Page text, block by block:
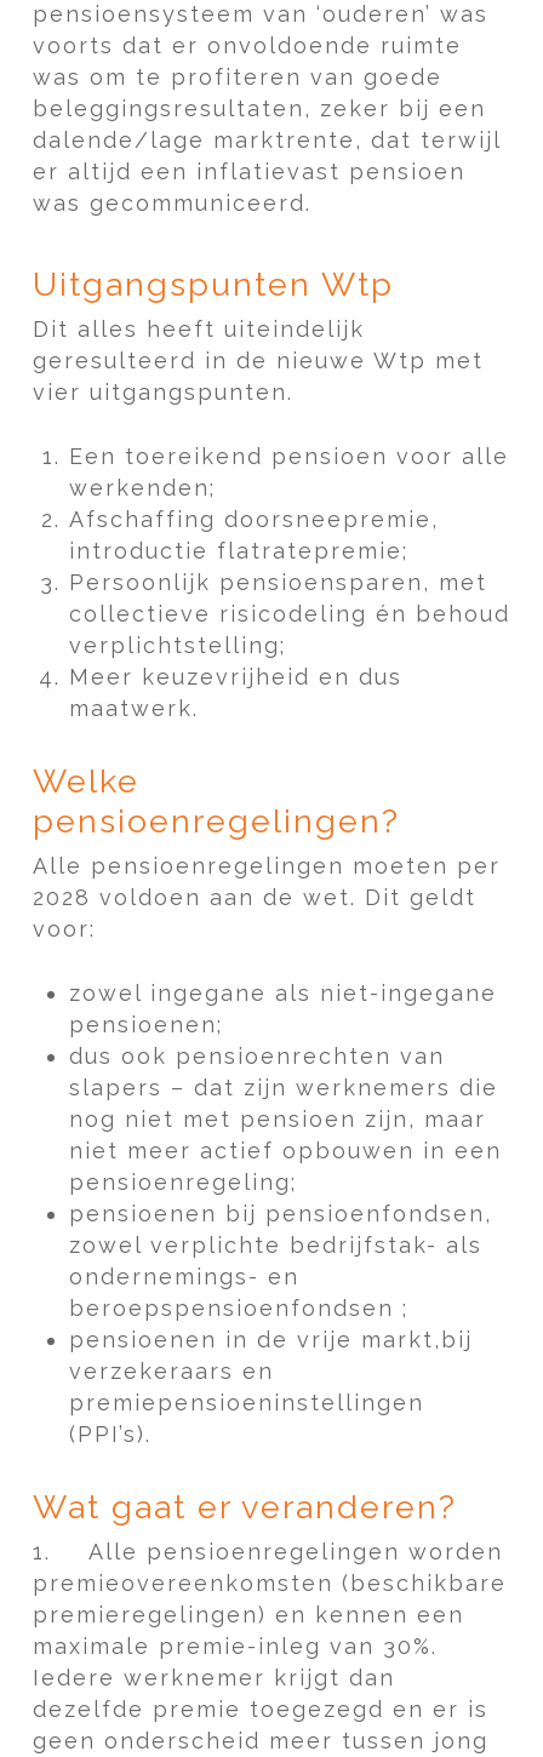
pensioensysteem van ‘ouderen’ was
voorts dat er onvoldoende ruimte
was om te profiteren van goede
beleggingsresultaten, zeker bij een
dalende/lage marktrente, dat terwijl
er altijd een inflatievast pensioen
was gecommuniceerd.
Uitgangspunten Wtp
Dit alles heeft uiteindelijk
geresulteerd in de nieuwe Wtp met
vier uitgangspunten.
Een toereikend pensioen voor alle
werkenden;
Afschaffing doorsneepremie,
introductie flatratepremie;
Persoonlijk pensioensparen, met
collectieve risicodeling én behoud
verplichtstelling;
Meer keuzevrijheid en dus
maatwerk.
Welke
pensioenregelingen?
Alle pensioenregelingen moeten per
2028 voldoen aan de wet. Dit geldt
voor:
zowel ingegane als niet-ingegane
pensioenen;
dus ook pensioenrechten van
slapers – dat zijn werknemers die
nog niet met pensioen zijn, maar
niet meer actief opbouwen in een
pensioenregeling;
pensioenen bij pensioenfondsen,
zowel verplichte bedrijfstak- als
ondernemings- en
beroepspensioenfondsen ;
pensioenen in de vrije markt,bij
verzekeraars en
premiepensioeninstellingen
(PPI’s).
Wat gaat er veranderen?
1.
Alle pensioenregelingen worden
premieovereenkomsten (beschikbare
premieregelingen) en kennen een
maximale premie-inleg van 30%.
Iedere werknemer krijgt dan
dezelfde premie toegezegd en er is
geen onderscheid meer tussen jong